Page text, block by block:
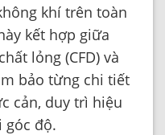
khí trên toàn
kết hợp giữa
lỏng (CFD) và
bảo từng chi tiết
cản, duy trì hiệu
góc độ.